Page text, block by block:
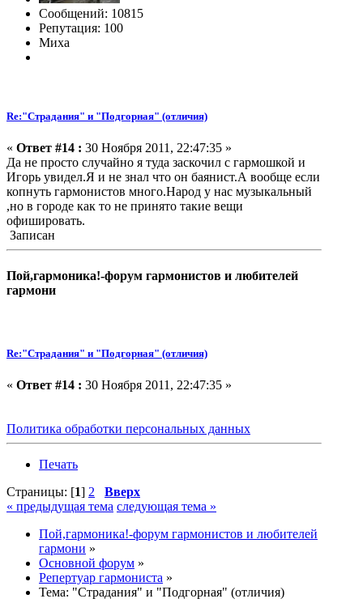
Сообщений: 10815
Репутация: 100
Миха
Re:"Страдания" и "Подгорная" (отличия)
« Ответ #14 : 30 Ноября 2011, 22:47:35 »
Да не просто случайно я туда заскочил с гармошкой и
Игорь увидел.Я и не знал что он баянист.А вообще если
копнуть гармонистов много.Народ у нас музыкальный
,но в городе как то не принято такие вещи
офишировать.
Записан
Пой,гармоника!-форум гармонистов и любителей
гармони
Re:"Страдания" и "Подгорная" (отличия)
« Ответ #14 : 30 Ноября 2011, 22:47:35 »
Политика обработки персональных данных
Печать
Страницы: [1] 2
Вверх
« предыдущая тема следующая тема »
Пой,гармоника!-форум гармонистов и любителей
гармони »
Основной форум »
Репертуар гармониста »
Тема: "Страдания" и "Подгорная" (отличия)